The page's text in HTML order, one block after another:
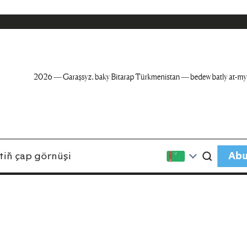
2026 — Garaşsyz, baky Bitarap Türkmenistan — bedew batly at-
çap görnüşi